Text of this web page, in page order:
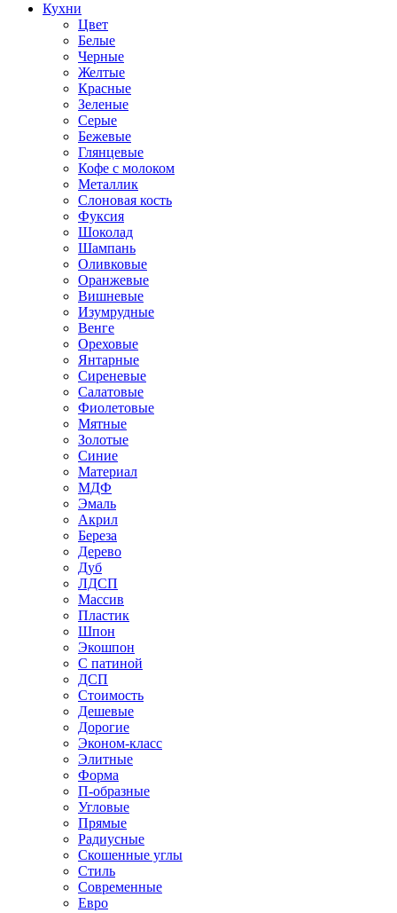
Кухни
Цвет
Белые
Черные
Желтые
Красные
Зеленые
Серые
Бежевые
Глянцевые
Кофе с молоком
Металлик
Слоновая кость
Фуксия
Шоколад
Шампань
Оливковые
Оранжевые
Вишневые
Изумрудные
Венге
Ореховые
Янтарные
Сиреневые
Салатовые
Фиолетовые
Мятные
Золотые
Синие
Материал
МДФ
Эмаль
Акрил
Береза
Дерево
Дуб
ЛДСП
Массив
Пластик
Шпон
Экошпон
С патиной
ДСП
Стоимость
Дешевые
Дорогие
Эконом-класс
Элитные
Форма
П-образные
Угловые
Прямые
Радиусные
Скошенные углы
Стиль
Современные
Евро